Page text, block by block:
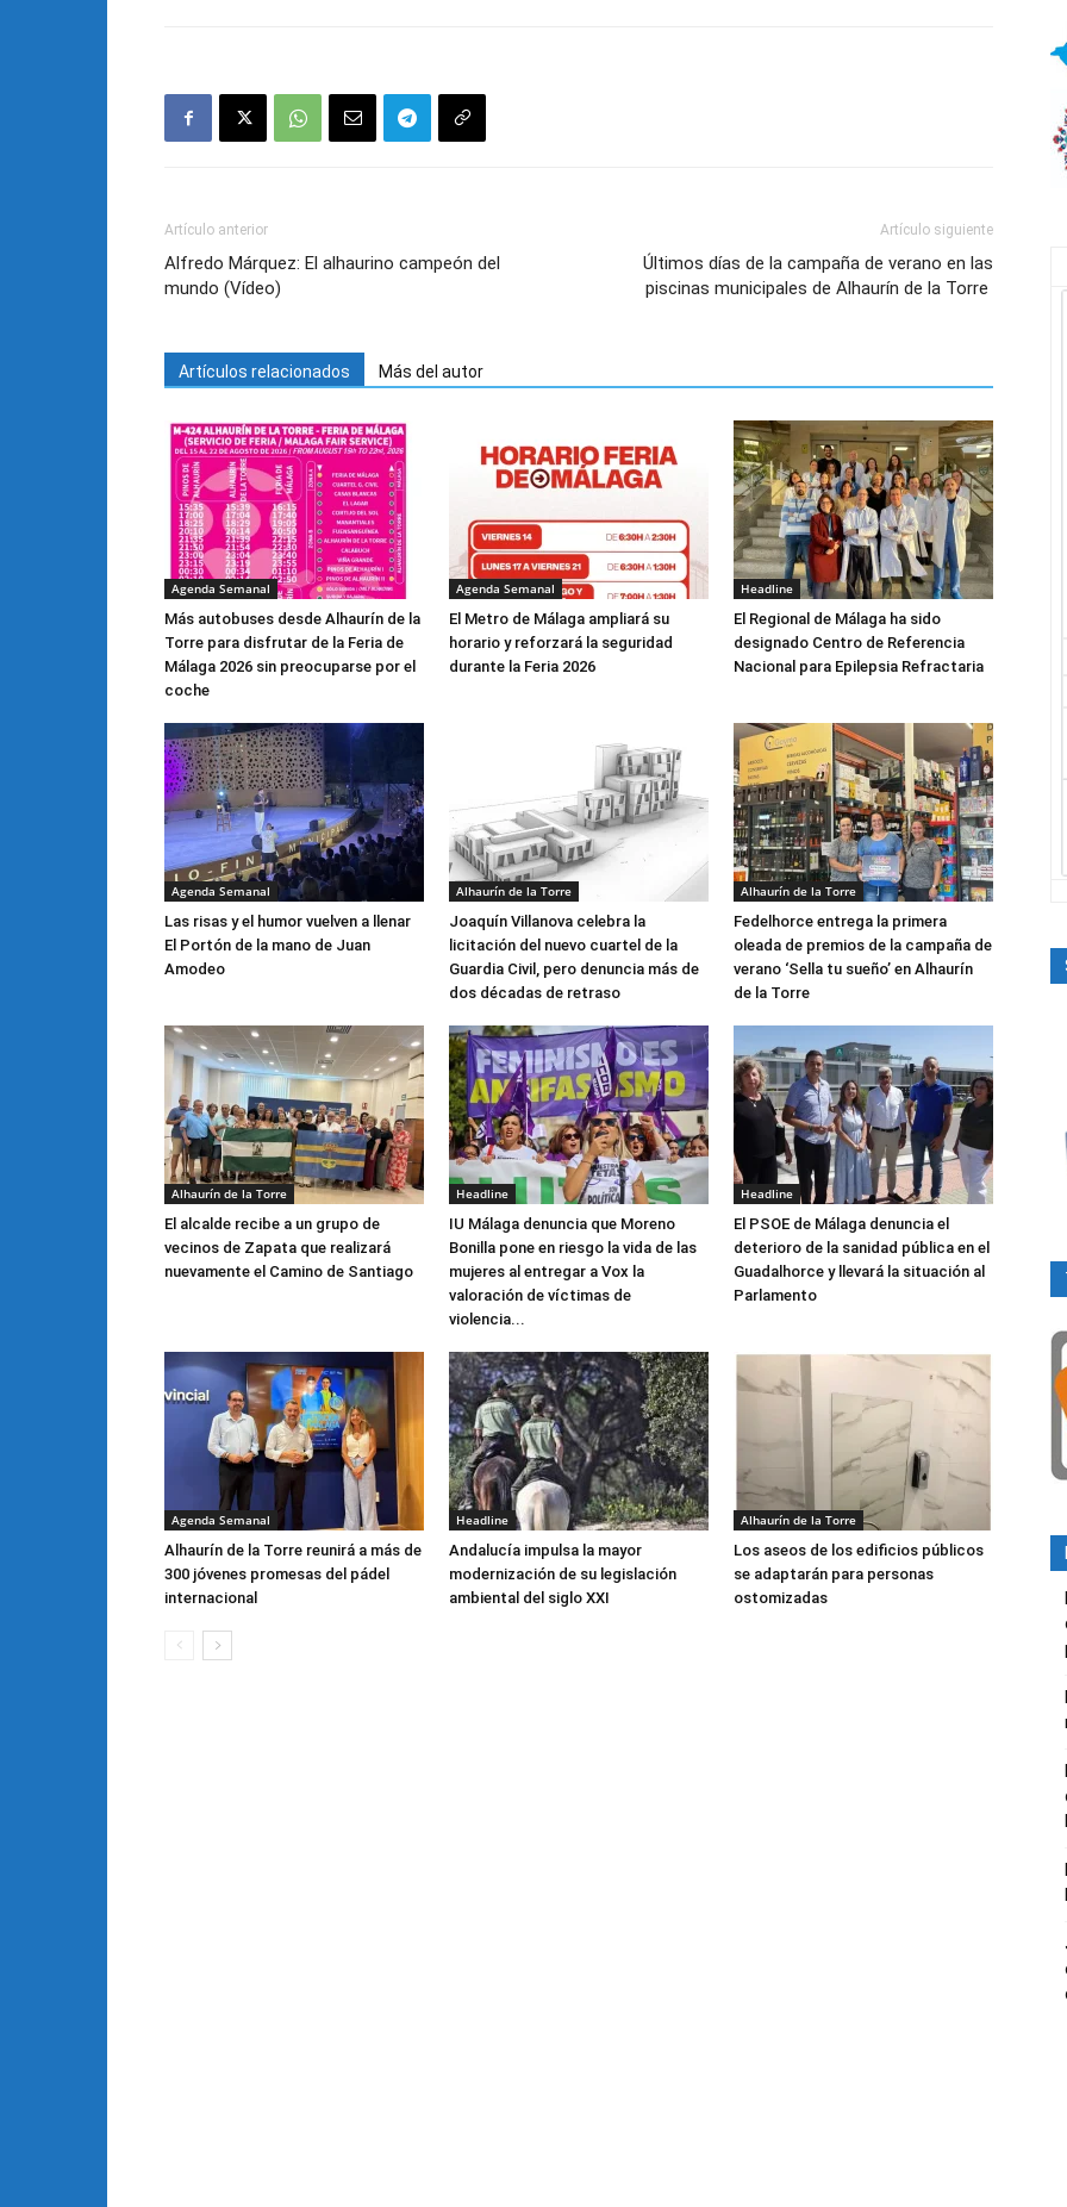
Artículo anterior
Alfredo Márquez: El alhaurino campeón del
mundo (Vídeo)
Artículo siguiente
Últimos días de la campaña de verano en las
piscinas municipales de Alhaurín de la Torre
Artículos relacionados Más del autor
Agenda Semanal
Más autobuses desde Alhaurín de la
Torre para disfrutar de la Feria de
Málaga 2026 sin preocuparse por el
coche
Agenda Semanal
El Metro de Málaga ampliará su
horario y reforzará la seguridad
durante la Feria 2026
Headline
El Regional de Málaga ha sido
designado Centro de Referencia
Nacional para Epilepsia Refractaria
Agenda Semanal
Las risas y el humor vuelven a llenar
El Portón de la mano de Juan
Amodeo
Alhaurín de la Torre
Joaquín Villanova celebra la
licitación del nuevo cuartel de la
Guardia Civil, pero denuncia más de
dos décadas de retraso
Alhaurín de la Torre
Fedelhorce entrega la primera
oleada de premios de la campaña de
verano ‘Sella tu sueño’ en Alhaurín
de la Torre
Alhaurín de la Torre
El alcalde recibe a un grupo de
vecinos de Zapata que realizará
nuevamente el Camino de Santiago
Headline
IU Málaga denuncia que Moreno
Bonilla pone en riesgo la vida de las
mujeres al entregar a Vox la
valoración de víctimas de
violencia...
Headline
El PSOE de Málaga denuncia el
deterioro de la sanidad pública en el
Guadalhorce y llevará la situación al
Parlamento
Agenda Semanal
Alhaurín de la Torre reunirá a más de
300 jóvenes promesas del pádel
internacional
Headline
Andalucía impulsa la mayor
modernización de su legislación
ambiental del siglo XXI
Alhaurín de la Torre
Los aseos de los edificios públicos
se adaptarán para personas
ostomizadas